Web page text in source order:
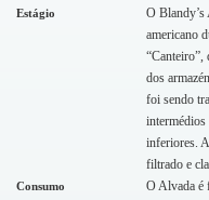
Estágio
O Blandy’s
americano
“Canteiro”,
dos
foi sendo
intermédios
inferiores.
filtrado e
Consumo
O Alvada é